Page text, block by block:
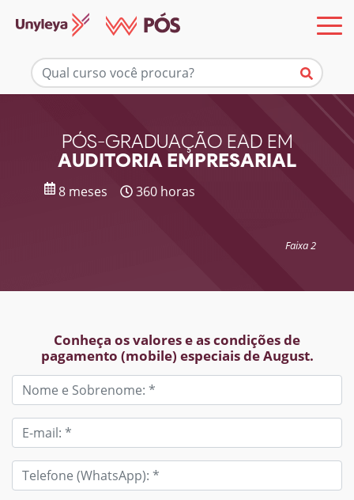
PÓS-GRADUAÇÃO EAD EM
AUDITORIA EMPRESARIAL
8 meses 360 horas
Faixa 2
Conheça os valores e as condições de
pagamento (mobile) especiais de August.
Mais informações